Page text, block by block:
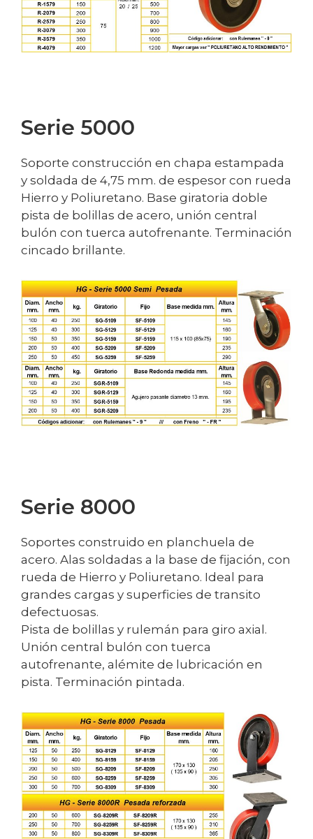
Serie 5000
Soporte construcción en chapa estampada
y soldada de 4,75 mm. de espesor con rueda
Hierro y Poliuretano. Base giratoria doble
pista de bolillas de acero, unión central
bulón con tuerca autofrenante. Terminación
cincado brillante.
Serie 8000
Soportes construido en planchuela de
acero. Alas soldadas a la base de fijación, con
rueda de Hierro y Poliuretano. Ideal para
grandes cargas y superficies de transito
defectuosas.
Pista de bolillas y rulemán para giro axial.
Unión central bulón con tuerca
autofrenante, alémite de lubricación en
pista. Terminación pintada.